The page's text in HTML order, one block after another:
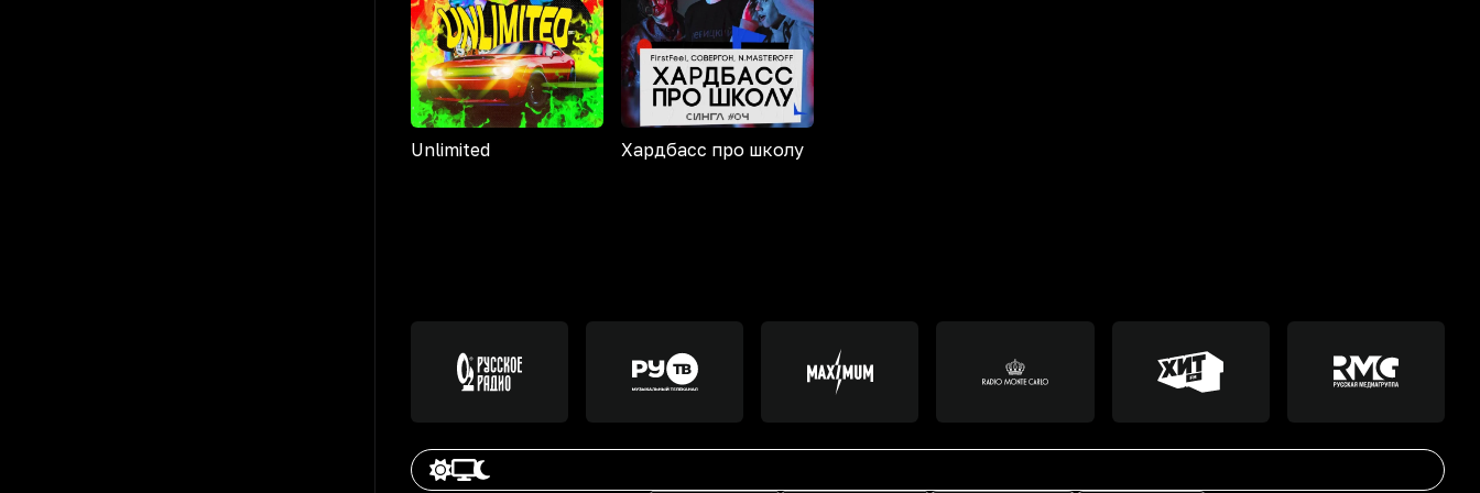
Unlimited Хардбасс про школу